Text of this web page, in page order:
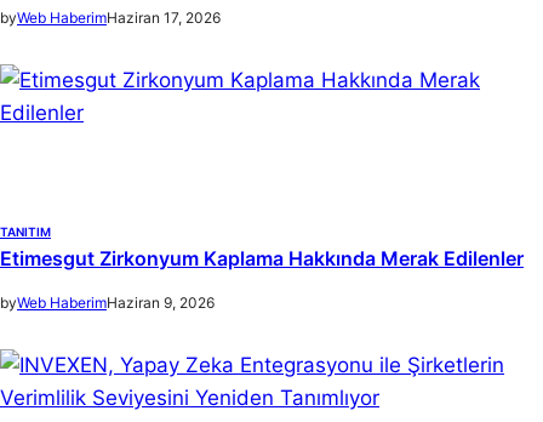
byWeb HaberimHaziran 17, 2026
TANITIM
Etimesgut Zirkonyum Kaplama Hakkında Merak Edilenler
byWeb HaberimHaziran 9, 2026